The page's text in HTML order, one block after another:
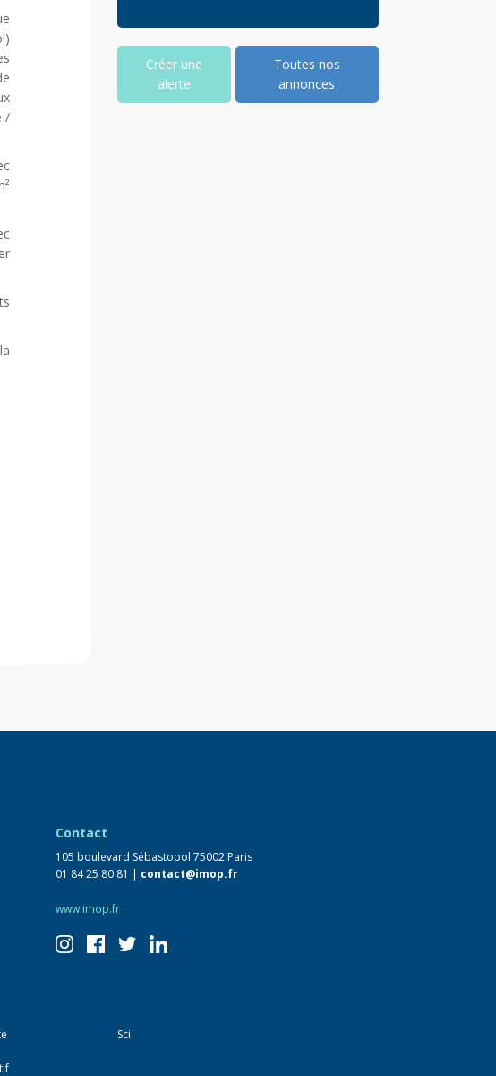
/
Créer une
alerte
Toutes nos
annonces
Contact
105 boulevard Sébastopol 75002 Paris
01 84 25 80 81 | contact@imop.fr
www.imop.fr
Sci